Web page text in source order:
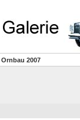
Ornbau 2007